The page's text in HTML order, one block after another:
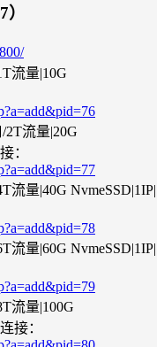
流量|10G
2T流量|20G
：
流量|40G NvmeSSD|1IP|
流量|60G NvmeSSD|1IP|
流量|100G
接：